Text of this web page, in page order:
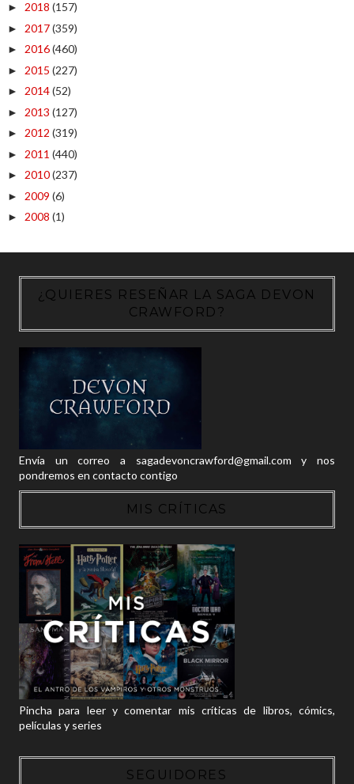
► 2018 (157)
► 2017(359)
► 2016(460)
► 2015 (227)
► 2014(52)
► 2013 (127)
► 2012 (319)
► 2011 (440)
► 2010(237)
► 2009 (6)
► 2008 (1)
¿QUIERES RESEÑAR LA SAGA DEVON
CRAWFORD?
Envía un correo a sagadevoncrawford@gmail.com y nos
pondremos en contacto contigo
MIS CRÍTICAS
Pincha para leer y comentar mis críticas de libros, cómics,
películas y series
SEGUIDORES